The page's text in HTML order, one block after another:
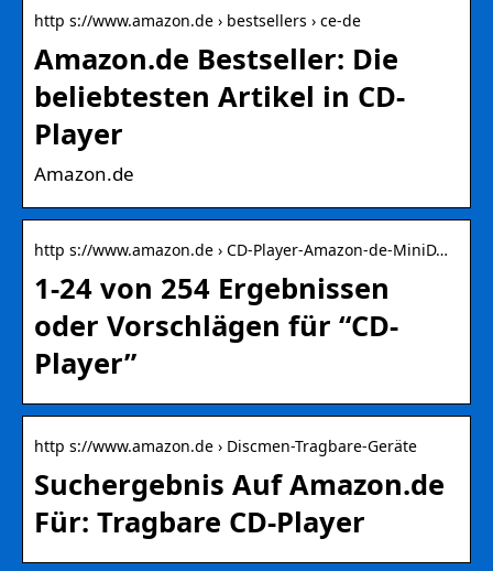
http s://www.amazon.de › bestsellers › ce-de
Amazon.de Bestseller: Die
beliebtesten Artikel in CD-
Player
Amazon.de
http s://www.amazon.de › CD-Player-Amazon-de-MiniD…
1-24 von 254 Ergebnissen
oder Vorschlägen für “CD-
Player”
http s://www.amazon.de › Discmen-Tragbare-Geräte
Suchergebnis Auf Amazon.de
Für: Tragbare CD-Player